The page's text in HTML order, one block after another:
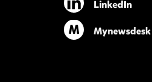
LinkedIn
M Mynewsdesk